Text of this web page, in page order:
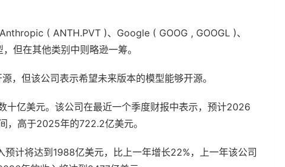
( ANTH.PVT )、Google ( GOOG , GOOGL )、
但在其他类别中则略逊一筹。
，但该公司表示希望未来版本的模型能够开源。
十亿美元。该公司在最近一个季度财报中表示，预计2026
，高于2025年的722.2亿美元。
计将达到1988亿美元，比上一年增长22%，上一年该公司